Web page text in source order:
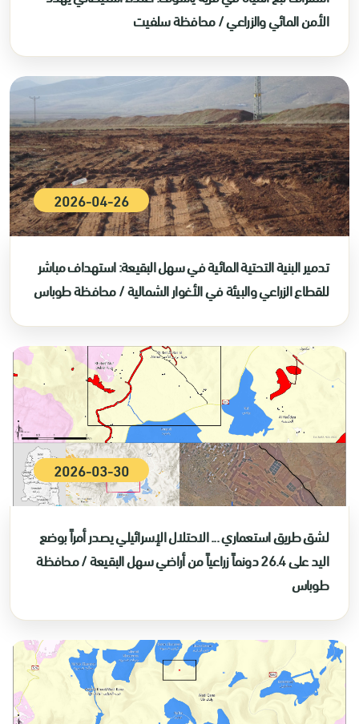
الأمن المائي والزراعي / محافظة سلفيت
2026-04-26
تدمير البنية التحتية المائية في سهل البقيعة: استهداف مباشر
للقطاع الزراعي والبيئة في الأغوار الشمالية / محافظة طوباس
2026-03-30
لشق طريق استعماري ... الاحتلال الإسرائيلي يصدر أمراً بوضع
اليد على 26.4 دونماً زراعياً من أراضي سهل البقيعة / محافظة
طوباس